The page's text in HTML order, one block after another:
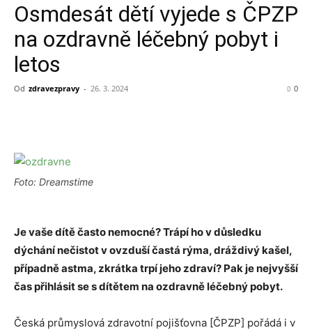
Osmdesát dětí vyjede s ČPZP
na ozdravně léčebný pobyt i
letos
Od zdravezpravy - 26. 3. 2024 0
Foto: Dreamstime
Je vaše dítě často nemocné? Trápí ho v důsledku
dýchání nečistot v ovzduší častá rýma, dráždivý kašel,
případně astma, zkrátka trpí jeho zdraví? Pak je nejvyšší
čas přihlásit se s dítětem na ozdravně léčebný pobyt.
Česká průmyslová zdravotní pojišťovna [ČPZP] pořádá i v